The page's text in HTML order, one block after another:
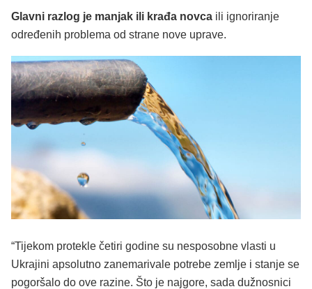
Glavni razlog je manjak ili krađa novca ili ignoriranje
određenih problema od strane nove uprave.
“Tijekom protekle četiri godine su nesposobne vlasti u
Ukrajini apsolutno zanemarivale potrebe zemlje i stanje se
pogoršalo do ove razine. Što je najgore, sada dužnosnici